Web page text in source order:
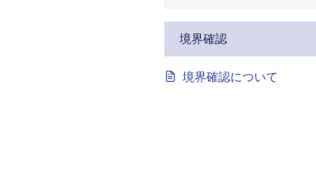
境界確認
境界確認について